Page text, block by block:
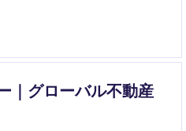
り、経営層へのレポーテ
｜グローバル不動産